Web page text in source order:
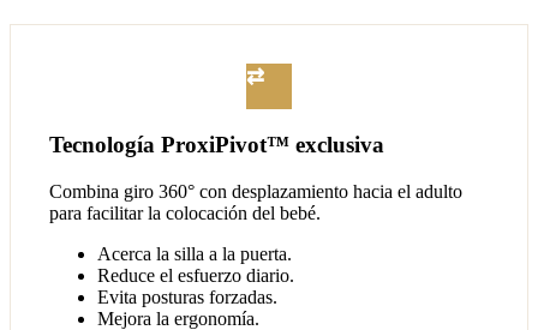
⇄
Tecnología ProxiPivot™ exclusiva
Combina giro 360° con desplazamiento hacia el adulto
para facilitar la colocación del bebé.
Acerca la silla a la puerta.
Reduce el esfuerzo diario.
Evita posturas forzadas.
Mejora la ergonomía.